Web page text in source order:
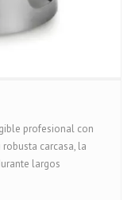
profesional con
carcasa, la
largos